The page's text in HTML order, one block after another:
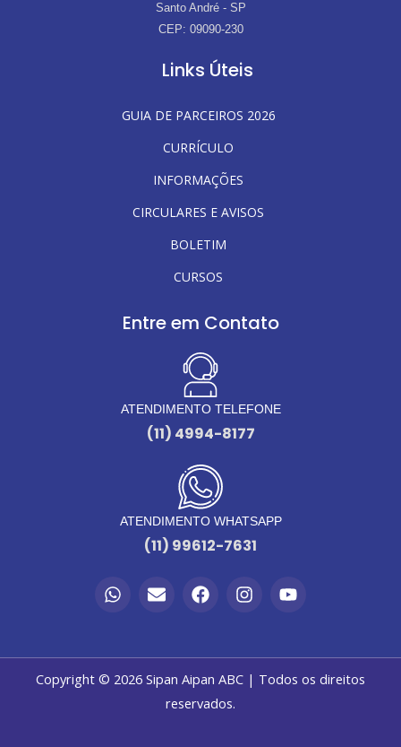
Santo André - SP
CEP: 09090-230
Links Úteis
GUIA DE PARCEIROS 2026
CURRÍCULO
INFORMAÇÕES
CIRCULARES E AVISOS
BOLETIM
CURSOS
Entre em Contato
ATENDIMENTO TELEFONE
(11) 4994-8177
ATENDIMENTO WHATSAPP
(11) 99612-7631
W
h
s
a
p
E
n
l
o
p
F
a
b
o
o
k
I
n
a
g
r
Y
o
u
b
e
Copyright © 2026 Sipan Aipan ABC | Todos os direitos
reservados.